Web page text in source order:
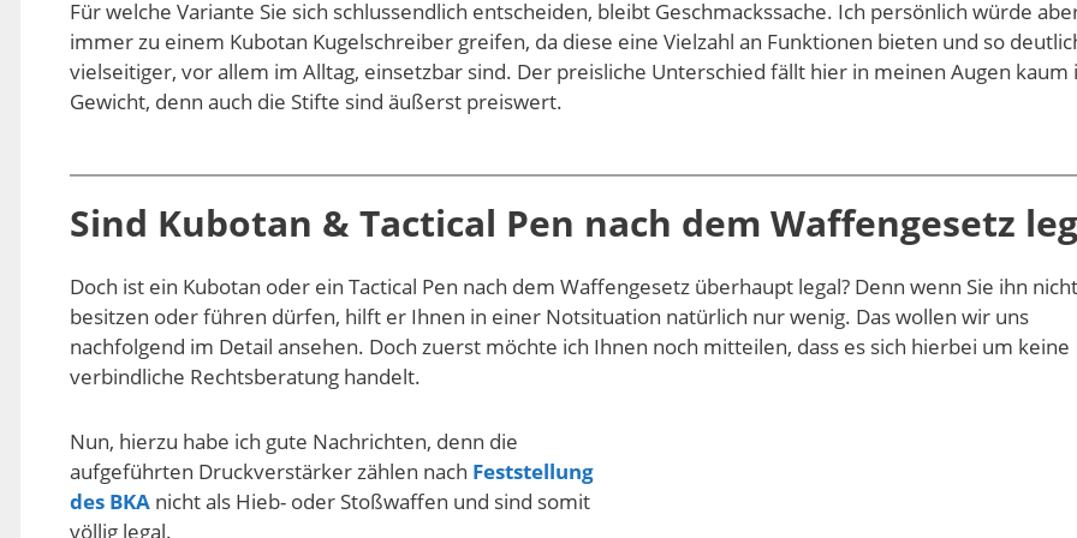
Für welche Variante Sie sich schlussendlich entscheiden, bleibt Geschmackssache. Ich persönlich würde
immer zu einem Kubotan Kugelschreiber greifen, da diese eine Vielzahl an Funktionen bieten und so
vielseitiger, vor allem im Alltag, einsetzbar sind. Der preisliche Unterschied fällt hier in meinen Augen kaum
Gewicht, denn auch die Stifte sind äußerst preiswert.
Sind Kubotan & Tactical Pen nach dem Waffengesetz
Doch ist ein Kubotan oder ein Tactical Pen nach dem Waffengesetz überhaupt legal? Denn wenn Sie ihn nicht
besitzen oder führen dürfen, hilft er Ihnen in einer Notsituation natürlich nur wenig. Das wollen wir uns
nachfolgend im Detail ansehen. Doch zuerst möchte ich Ihnen noch mitteilen, dass es sich hierbei um keine
verbindliche Rechtsberatung handelt.
Nun, hierzu habe ich gute Nachrichten, denn die
aufgeführten Druckverstärker zählen nach Feststellung
des BKA nicht als Hieb- oder Stoßwaffen und sind somit
völlig legal.